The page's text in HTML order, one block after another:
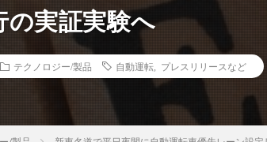
の実証実験へ
テクノロジー/製品 自動運転 プレスリリースなど